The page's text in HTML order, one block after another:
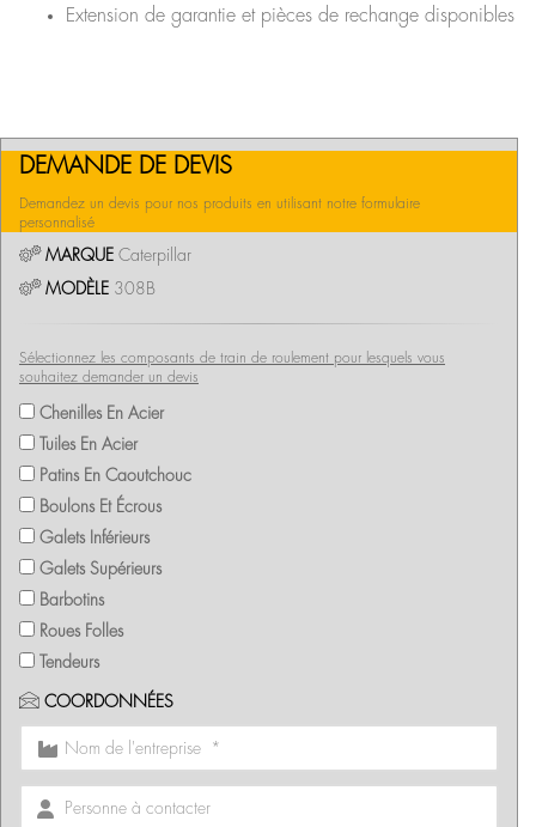
Extension de garantie et pièces de rechange disponibles
DEMANDE DE DEVIS
Demandez un devis pour nos produits en utilisant notre formulaire
personnalisé
MARQUE Caterpillar
MODÈLE 308B
Sélectionnez les composants de train de roulement pour lesquels vous
souhaitez demander un devis
Chenilles En Acier
Tuiles En Acier
Patins En Caoutchouc
Boulons Et Écrous
Galets Inférieurs
Galets Supérieurs
Barbotins
Roues Folles
Tendeurs
COORDONNÉES